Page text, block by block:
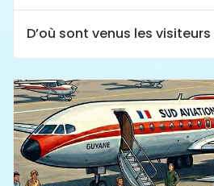
D’où sont venus les visiteurs